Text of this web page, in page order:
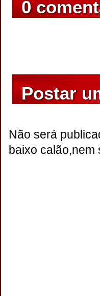
0
Postar
Não será
baixo calão,nem